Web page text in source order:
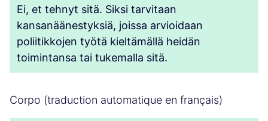
Ei, et tehnyt sitä. Siksi tarvitaan
kansanäänestyksiä, joissa arvioidaan
poliitikkojen työtä kieltämällä heidän
toimintansa tai tukemalla sitä.
Corpo (traduction automatique en français)